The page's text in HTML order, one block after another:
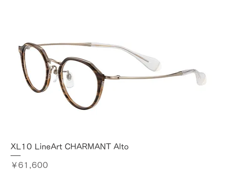
XL10 LineArt CHARMANT Alto
価格
￥61,600